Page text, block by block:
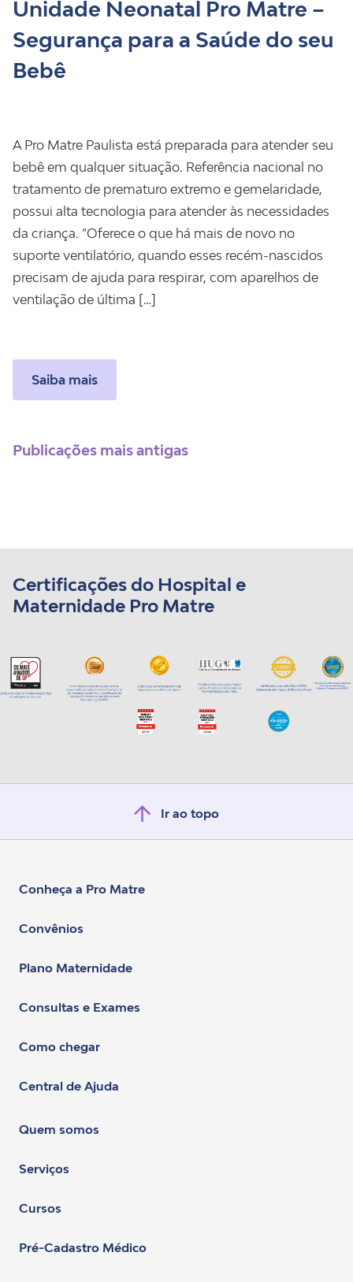
Unidade Neonatal Pro Matre –
Segurança para a Saúde do seu
Bebê
A Pro Matre Paulista está preparada para atender seu
bebê em qualquer situação. Referência nacional no
tratamento de prematuro extremo e gemelaridade,
possui alta tecnologia para atender às necessidades
da criança. “Oferece o que há mais de novo no
suporte ventilatório, quando esses recém-nascidos
precisam de ajuda para respirar, com aparelhos de
ventilação de última […]
Saiba mais
Navegação por posts
Publicações mais antigas
Certificações do Hospital e
Maternidade Pro Matre
Ir ao topo
Conheça a Pro Matre
Convênios
Plano Maternidade
Consultas e Exames
Como chegar
Central de Ajuda
Quem somos
Serviços
Cursos
Pré-Cadastro Médico